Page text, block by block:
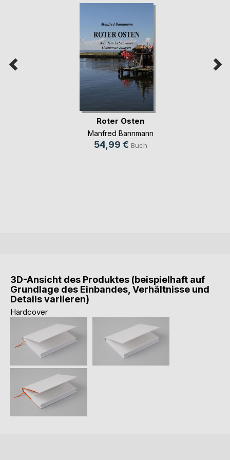
Roter Osten
Manfred Bannmann
54,99 € Buch
3D-Ansicht des Produktes (beispielhaft auf
Grundlage des Einbandes, Verhältnisse und
Details variieren)
Hardcover